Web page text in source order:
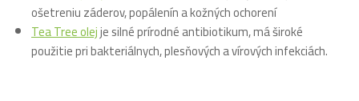
ošetreniu záderov, popálenín a kožných ochorení
Tea Tree olejje silné prírodné antibiotikum, má široké
použitie pri bakteriálnych, plesňových a vírových infekciách.